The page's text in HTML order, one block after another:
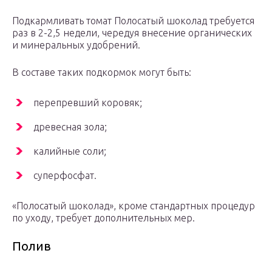
Подкармливать томат Полосатый шоколад требуется
раз в 2-2,5 недели, чередуя внесение органических
и минеральных удобрений.
В составе таких подкормок могут быть:
перепревший коровяк;
древесная зола;
калийные соли;
суперфосфат.
«Полосатый шоколад», кроме стандартных процедур
по уходу, требует дополнительных мер.
Полив